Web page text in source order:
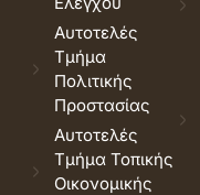
Αυτοτελές
Τμήμα
Πολιτικής
Προστασίας
Αυτοτελές
Τμήμα Τοπικής
Οικονομικής